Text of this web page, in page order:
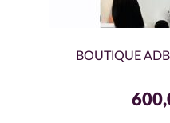
BOUTIQUE